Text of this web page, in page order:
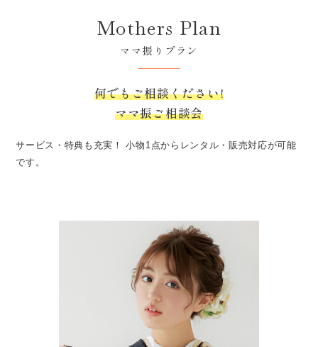
Mothers Plan
ママ振りプラン
何でもご相談ください!
ママ振ご相談会
サービス・特典も充実！
小物1点からレンタル・販売対応が可能
です。